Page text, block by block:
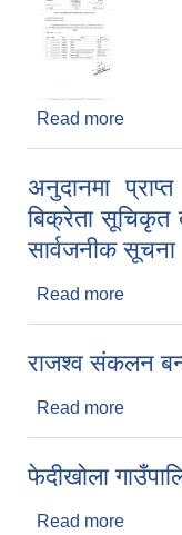
Read more
अनुदानमा
बिक्रेता सूचिकृत
सार्वजनीक सूचना
Read more
राजश्व संकलन
Read more
फेदीखोला
Read more